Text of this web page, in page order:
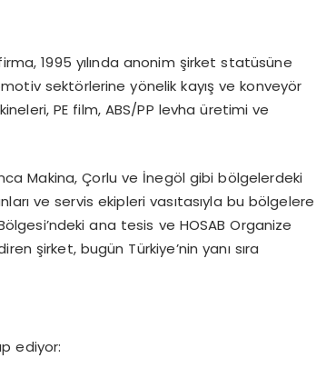
1995 yılında anonim şirket statüsüne
sektörlerine yönelik kayış ve konveyör
PE film, ABS/PP levha üretimi ve
Makina, Çorlu ve İnegöl gibi bölgelerdeki
ve servis ekipleri vasıtasıyla bu bölgelere
ana tesis ve HOSAB Organize
şirket, bugün Türkiye’nin yanı sıra
ediyor: